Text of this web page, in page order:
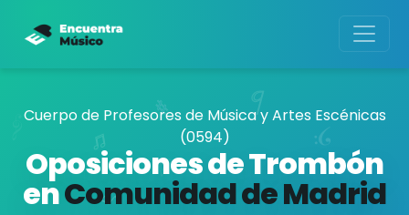
Cuerpo de Profesores de Música y Artes Escénicas
(0594)
Oposiciones de Trombón
enComunidad de Madrid